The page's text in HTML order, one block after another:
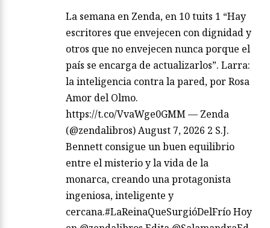
La semana en Zenda, en 10 tuits 1 “Hay
escritores que envejecen con dignidad y
otros que no envejecen nunca porque el
país se encarga de actualizarlos”. Larra:
la inteligencia contra la pared, por Rosa
Amor del Olmo.
https://t.co/VvaWge0GMM — Zenda
(@zendalibros) August 7, 2026 2 S.J.
Bennett consigue un buen equilibrio
entre el misterio y la vida de la
monarca, creando una protagonista
ingeniosa, inteligente y
cercana.#LaReinaQueSurgióDelFrío Hoy